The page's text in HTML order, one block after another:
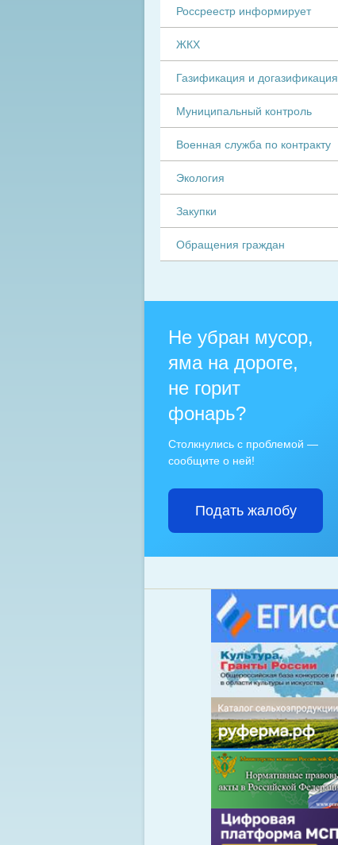
Россреестр информирует
ЖКХ
Газификация и догазификация
Муниципальный контроль
Военная служба по контракту
Экология
Закупки
Обращения граждан
Не убран мусор,
яма на дороге,
не горит
фонарь?
Столкнулись с проблемой —
сообщите о ней!
Подать жалобу